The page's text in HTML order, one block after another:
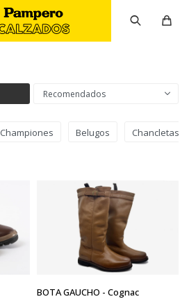
Recomendados
Championes Belugos Chancletas
BOTA GAUCHO - Cognac